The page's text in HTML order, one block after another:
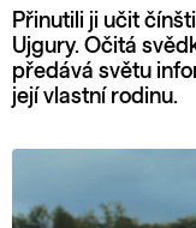
Přinutili ji učit
Ujgury. Očitá
předává světu
její vlastní rodinu.